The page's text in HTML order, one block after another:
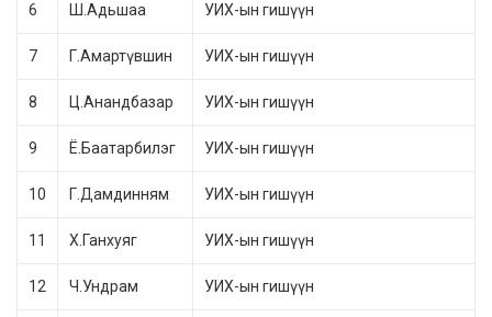
6 Ш.Адьшаа УИХ-ын гишүүн
7 Г.Амартүвшин УИХ-ын гишүүн
8 Ц.Анандбазар УИХ-ын гишүүн
9 Ё.Баатарбилэг УИХ-ын гишүүн
10 Г.Дамдинням УИХ-ын гишүүн
11 Х.Ганхуяг УИХ-ын гишүүн
12 Ч.Ундрам УИХ-ын гишүүн